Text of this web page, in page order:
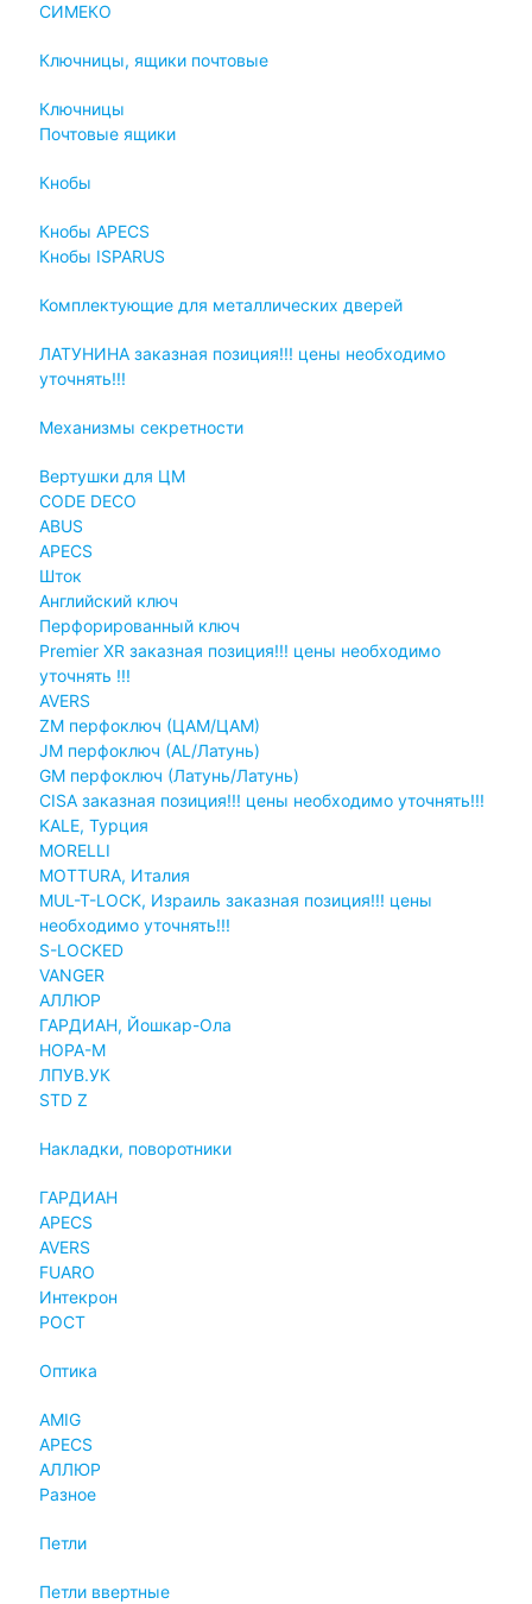
СИМЕКО
Ключницы, ящики почтовые
Ключницы
Почтовые ящики
Кнобы
Кнобы APECS
Кнобы ISPARUS
Комплектующие для металлических дверей
ЛАТУНИНА заказная позиция!!! цены необходимо
уточнять!!!
Механизмы секретности
Вертушки для ЦМ
CODE DECO
ABUS
APECS
Шток
Английский ключ
Перфорированный ключ
Premier XR заказная позиция!!! цены необходимо
уточнять !!!
AVERS
ZM перфоключ (ЦАМ/ЦАМ)
JМ перфоключ (АL/Латунь)
GM перфоключ (Латунь/Латунь)
CISA заказная позиция!!! цены необходимо уточнять!!!
KALE, Турция
MORELLI
MOTTURA, Италия
MUL-T-LOCK, Израиль заказная позиция!!! цены
необходимо уточнять!!!
S-LOCKED
VANGER
АЛЛЮР
ГАРДИАН, Йошкар-Ола
НОРА-М
ЛПУВ.УК
STD Z
Накладки, поворотники
ГАРДИАН
APECS
AVERS
FUARO
Интекрон
РОСТ
Оптика
AMIG
APECS
АЛЛЮР
Разное
Петли
Петли ввертные